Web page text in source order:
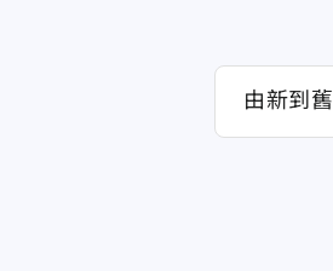
由新到舊